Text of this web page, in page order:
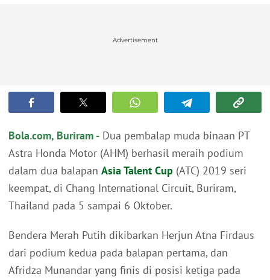
Advertisement
Bola.com, Buriram - Dua pembalap muda binaan PT
Astra Honda Motor (AHM) berhasil meraih podium
dalam dua balapan Asia Talent Cup (ATC) 2019 seri
keempat, di Chang International Circuit, Buriram,
Thailand pada 5 sampai 6 Oktober.
Bendera Merah Putih dikibarkan Herjun Atna Firdaus
dari podium kedua pada balapan pertama, dan
Afridza Munandar yang finis di posisi ketiga pada